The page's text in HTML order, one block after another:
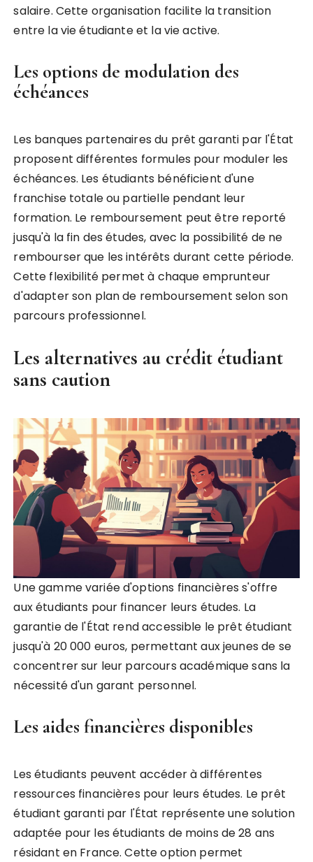
salaire. Cette organisation facilite la transition
entre la vie étudiante et la vie active.
Les options de modulation des
échéances
Les banques partenaires du prêt garanti par l'État
proposent différentes formules pour moduler les
échéances. Les étudiants bénéficient d'une
franchise totale ou partielle pendant leur
formation. Le remboursement peut être reporté
jusqu'à la fin des études, avec la possibilité de ne
rembourser que les intérêts durant cette période.
Cette flexibilité permet à chaque emprunteur
d'adapter son plan de remboursement selon son
parcours professionnel.
Les alternatives au crédit étudiant
sans caution
Une gamme variée d'options financières s'offre
aux étudiants pour financer leurs études. La
garantie de l'État rend accessible le prêt étudiant
jusqu'à 20 000 euros, permettant aux jeunes de se
concentrer sur leur parcours académique sans la
nécessité d'un garant personnel.
Les aides financières disponibles
Les étudiants peuvent accéder à différentes
ressources financières pour leurs études. Le prêt
étudiant garanti par l'État représente une solution
adaptée pour les étudiants de moins de 28 ans
résidant en France. Cette option permet